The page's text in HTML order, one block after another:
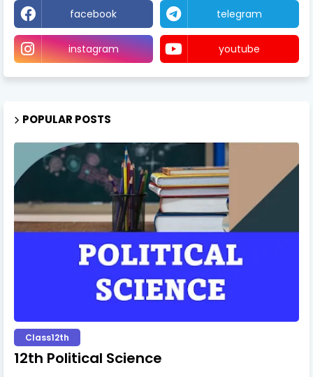
facebook telegram
instagram youtube
POPULAR POSTS
Class12th
12th Political Science